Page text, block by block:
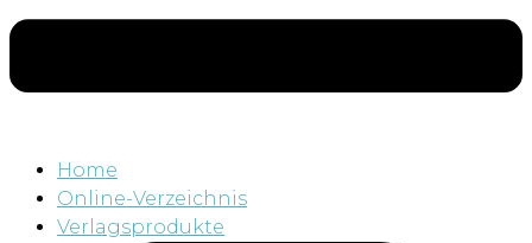
Home
Online-Verzeichnis
Verlagsprodukte